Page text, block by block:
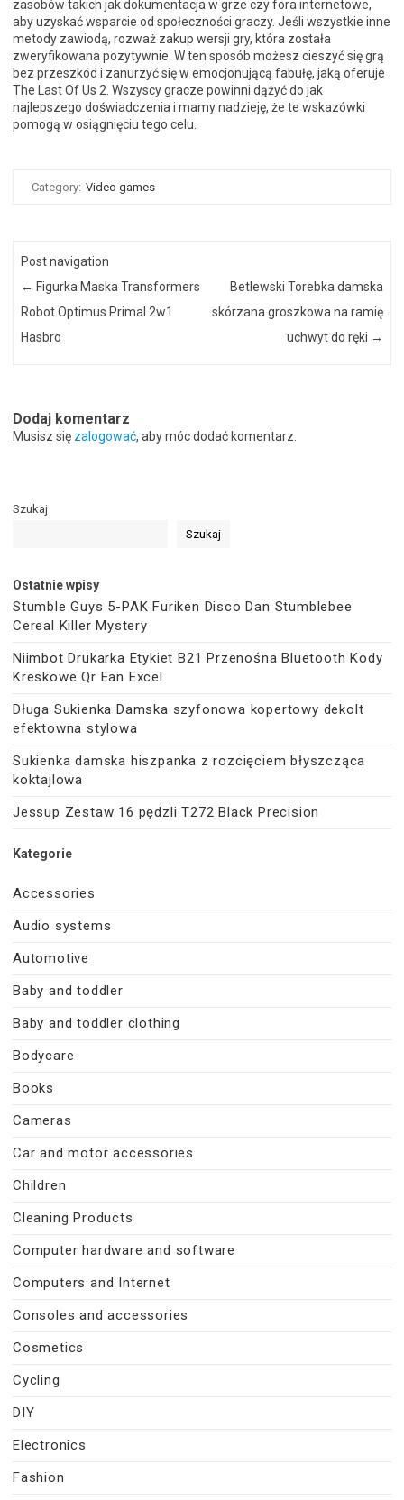
zasobów takich jak dokumentacja w grze czy fora internetowe,
aby uzyskać wsparcie od społeczności graczy. Jeśli wszystkie inne
metody zawiodą, rozważ zakup wersji gry, która została
zweryfikowana pozytywnie. W ten sposób możesz cieszyć się grą
bez przeszkód i zanurzyć się w emocjonującą fabułę, jaką oferuje
The Last Of Us 2. Wszyscy gracze powinni dążyć do jak
najlepszego doświadczenia i mamy nadzieję, że te wskazówki
pomogą w osiągnięciu tego celu.
Category: Video games
Post navigation
← Figurka Maska Transformers
Robot Optimus Primal 2w1
Hasbro
Betlewski Torebka damska
skórzana groszkowa na ramię
uchwyt do ręki →
Dodaj komentarz
Musisz się zalogować, aby móc dodać komentarz.
Szukaj
Szukaj
Ostatnie wpisy
Stumble Guys 5-PAK Furiken Disco Dan Stumblebee
Cereal Killer Mystery
Niimbot Drukarka Etykiet B21 Przenośna Bluetooth Kody
Kreskowe Qr Ean Excel
Długa Sukienka Damska szyfonowa kopertowy dekolt
efektowna stylowa
Sukienka damska hiszpanka z rozcięciem błyszcząca
koktajlowa
Jessup Zestaw 16 pędzli T272 Black Precision
Kategorie
Accessories
Audio systems
Automotive
Baby and toddler
Baby and toddler clothing
Bodycare
Books
Cameras
Car and motor accessories
Children
Cleaning Products
Computer hardware and software
Computers and Internet
Consoles and accessories
Cosmetics
Cycling
DIY
Electronics
Fashion